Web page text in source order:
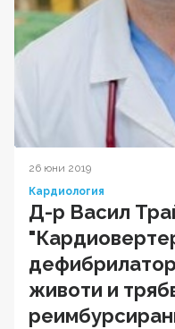
26 юни 2019
Кардиология
Д-р Васил
животи и